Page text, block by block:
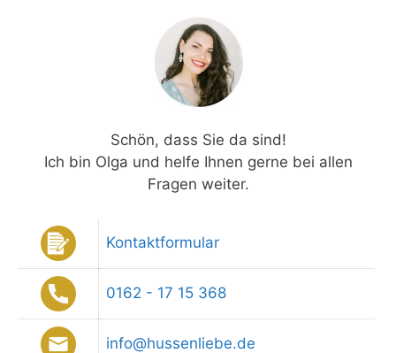
Schön, dass Sie da sind!
Ich bin Olga und helfe Ihnen gerne bei allen
Fragen weiter.
Kontaktformular
0162 - 17 15 368
info@hussenliebe.de